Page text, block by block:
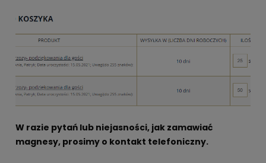
W razie pytań lub niejasności, jak zamawiać
magnesy, prosimy o kontakt telefoniczny.